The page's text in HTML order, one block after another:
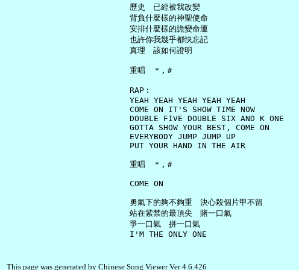
     歷史　已經被我改變
     背負什麼樣的神聖使命
     安排什麼樣的詭變命運
     也許你我幾乎都快忘記
     真理　該如何證明
     重唱　＊,＃
     RAP︰
     YEAH YEAH YEAH YEAH YEAH
     COME ON IT'S SHOW TIME NOW
     DOUBLE FIVE DOUBLE SIX AND K ONE
     GOTTA SHOW YOUR BEST, COME ON
     EVERYBODY JUMP JUMP UP
     PUT YOUR HAND IN THE AIR
     重唱　＊,＃
     COME ON
     勇氣下的夠不夠重　決心殺個片甲不留
     站在紫禁的最頂尖　賭一口氣
     爭一口氣　拼一口氣
This page was generated by Chinese Song Viewer Ver 4.6.426